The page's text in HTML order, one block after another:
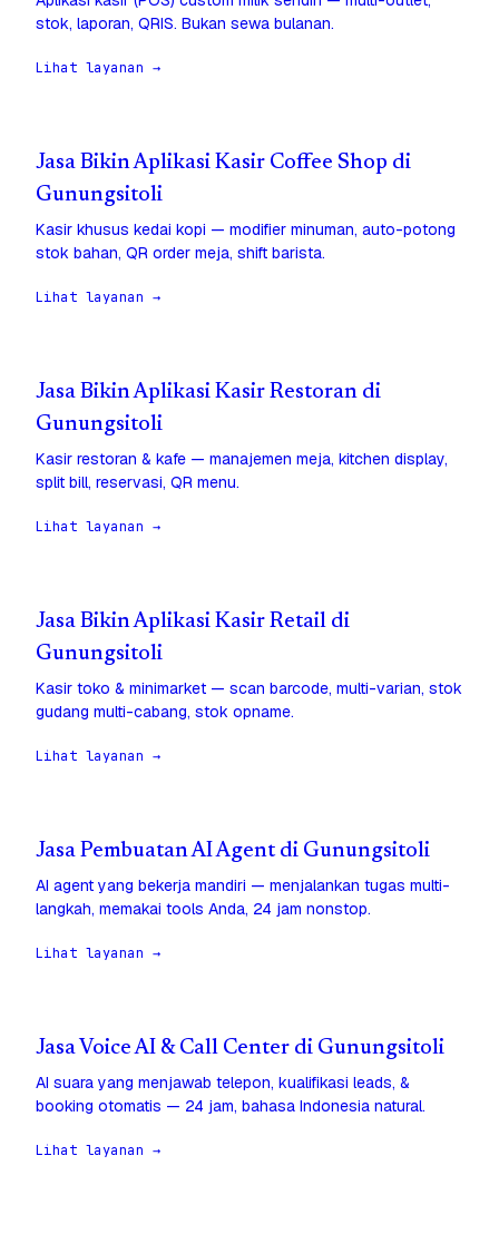
stok, laporan, QRIS. Bukan sewa bulanan.
Lihat layanan →
Jasa Bikin Aplikasi Kasir Coffee Shop di
Gunungsitoli
Kasir khusus kedai kopi — modifier minuman, auto-potong
stok bahan, QR order meja, shift barista.
Lihat layanan →
Jasa Bikin Aplikasi Kasir Restoran di
Gunungsitoli
Kasir restoran & kafe — manajemen meja, kitchen display,
split bill, reservasi, QR menu.
Lihat layanan →
Jasa Bikin Aplikasi Kasir Retail di
Gunungsitoli
Kasir toko & minimarket — scan barcode, multi-varian, stok
gudang multi-cabang, stok opname.
Lihat layanan →
Jasa Pembuatan AI Agent di Gunungsitoli
AI agent yang bekerja mandiri — menjalankan tugas multi-
langkah, memakai tools Anda, 24 jam nonstop.
Lihat layanan →
Jasa Voice AI & Call Center di Gunungsitoli
AI suara yang menjawab telepon, kualifikasi leads, &
booking otomatis — 24 jam, bahasa Indonesia natural.
Lihat layanan →